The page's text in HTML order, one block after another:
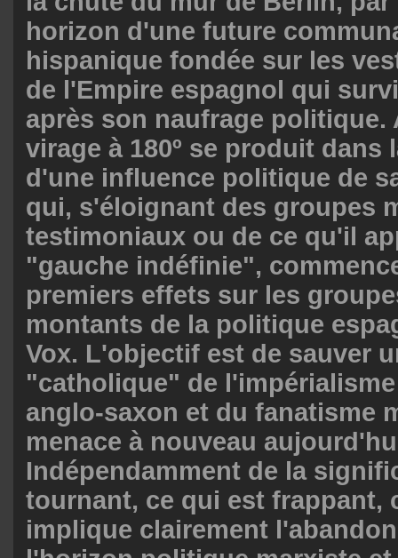
horizon d'une future
hispanique fondée sur les
de l'Empire espagnol qui
après son naufrage politique.
virage à 180º se produit dans
d'une influence politique de
qui, s'éloignant des groupes
testimoniaux ou de ce qu'il
"gauche indéfinie",
premiers effets sur les
montants de la politique
Vox. L'objectif est de sauver
"catholique" de
anglo-saxon et du fanatisme
menace à nouveau
Indépendamment de la
tournant, ce qui est frappant,
implique clairement